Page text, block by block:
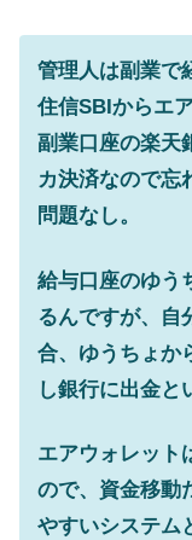
管理人は副業で
住信SBIからエ
副業口座の楽天
カ決済なので忘
問題なし。
給与口座のゆう
るんですが、自
合、ゆうちょか
し銀行に出金と
エアウォレット
ので、資金移動
やすいシステム